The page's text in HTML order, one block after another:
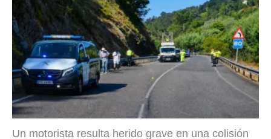
Un motorista resulta herido grave en una colisión